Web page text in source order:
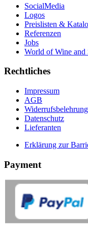
SocialMedia
Logos
Preislisten &
Referenzen
Jobs
World of Wine and
Rechtliches
Impressum
AGB
Datenschutz
Lieferanten
Erklärung zur
Payment